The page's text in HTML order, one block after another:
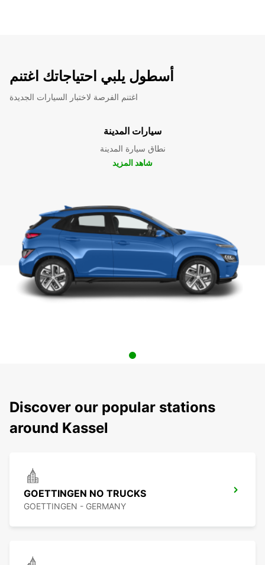
أسطول يلبي احتياجاتك اغتنم
اغتنم الفرصة لاختبار السيارات الجديدة
سيارات المدينة
نطاق سيارة المدينة
شاهد المزيد
Discover our popular stations
around Kassel
GOETTINGEN NO TRUCKS
GOETTINGEN - GERMANY